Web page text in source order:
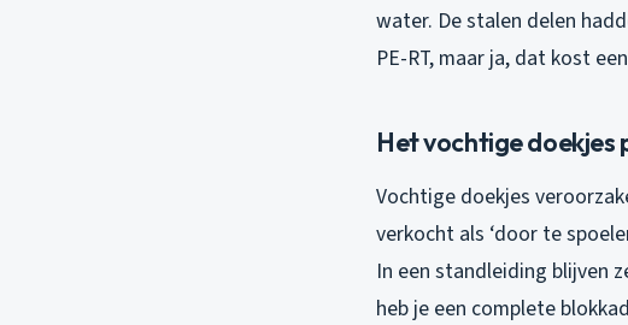
water. De stalen delen
PE-RT, maar ja, dat kost
Het vochtige doekjes
Vochtige doekjes
verkocht als ‘door te
In een standleiding blijven
heb je een complete